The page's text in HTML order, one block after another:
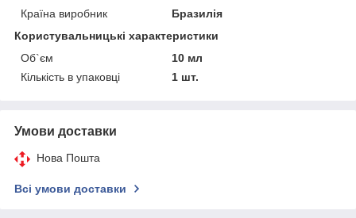
Країна виробник
Бразилія
Користувальницькі характеристики
Об`єм
10 мл
Кількість в упаковці
1 шт.
Умови доставки
Нова Пошта
Всі умови доставки